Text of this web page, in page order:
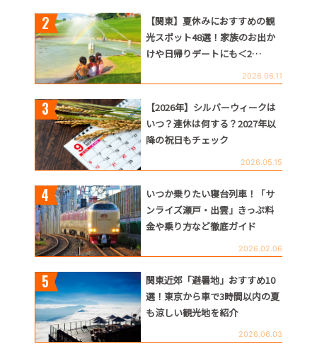
【関東】夏休みにおすすめの観
光スポット48選！家族のお出か
けや日帰りデートにも＜2…
2026.06.11
【2026年】シルバーウィークは
いつ？連休は何する？2027年以
降の祝日もチェック
2026.05.15
いつか乗りたい寝台列車！「サ
ンライズ瀬戸・出雲」きっぷ料
金や乗り方など徹底ガイド
2026.02.06
関東近郊「避暑地」おすすめ10
選！東京から車で3時間以内の夏
も涼しい観光地を紹介
2026.06.03